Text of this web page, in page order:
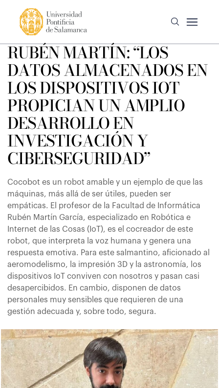
RUBÉN MARTÍN: “LOS
DATOS ALMACENADOS EN
LOS DISPOSITIVOS IOT
PROPICIAN UN AMPLIO
DESARROLLO EN
INVESTIGACIÓN Y
CIBERSEGURIDAD”
Cocobot es un robot amable y un ejemplo de que las
máquinas, más allá de ser útiles, pueden ser
empáticas. El profesor de la Facultad de Informática
Rubén Martín García, especializado en Robótica e
Internet de las Cosas (IoT), es el cocreador de este
robot, que interpreta la voz humana y genera una
respuesta emotiva. Para este salmantino, aficionado al
aeromodelismo, la impresión 3D y la astronomía, los
dispositivos IoT conviven con nosotros y pasan casi
desapercibidos. En cambio, disponen de datos
personales muy sensibles que requieren de una
gestión adecuada y, sobre todo, segura.